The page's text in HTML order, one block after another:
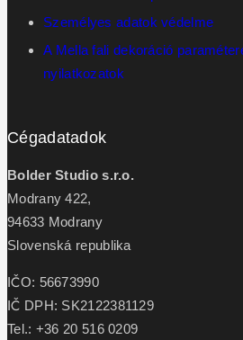
Személyes adatok védelme
A Mella fali dekoráció
nyilatkozatok
Cégadatadok
Bolder Studio s.r.o.
Modrany 422,
94633 Modrany
Slovenská republika
IČO: 56673990
IČ DPH: SK2122381129
Tel.: +36 20 516 0209